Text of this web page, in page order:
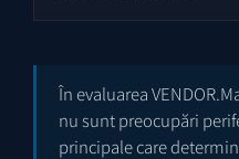
În evaluarea
nu sunt preocupări
principale care